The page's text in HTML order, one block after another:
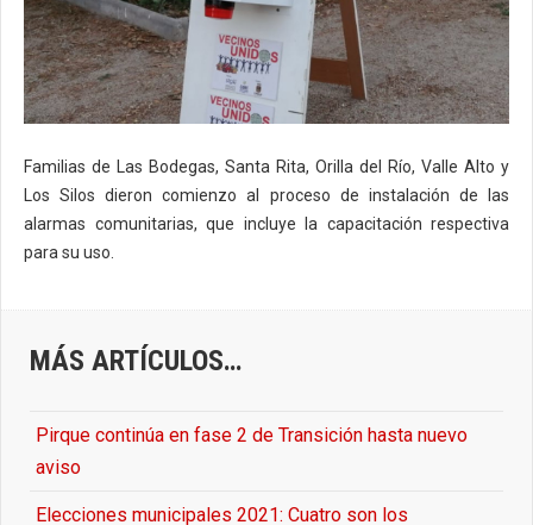
Familias de Las Bodegas, Santa Rita, Orilla del Río, Valle Alto y
Los Silos dieron comienzo al proceso de instalación de las
alarmas comunitarias, que incluye la capacitación respectiva
para su uso.
MÁS ARTÍCULOS…
Pirque continúa en fase 2 de Transición hasta nuevo
aviso
Elecciones municipales 2021: Cuatro son los